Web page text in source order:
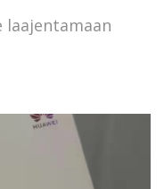
laajentamaan